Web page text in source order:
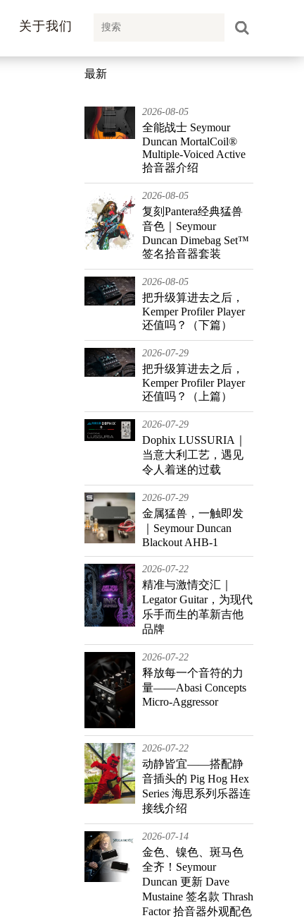
关于我们
最新
2026-08-05
全能战士 Seymour
Duncan MortalCoil®
Multiple-Voiced Active
拾音器介绍
2026-08-05
复刻Pantera经典猛兽
音色｜Seymour
Duncan Dimebag Set™
签名拾音器套装
2026-08-05
把升级算进去之后，
Kemper Profiler Player
还值吗？（下篇）
2026-07-29
把升级算进去之后，
Kemper Profiler Player
还值吗？（上篇）
2026-07-29
Dophix LUSSURIA｜
当意大利工艺，遇见
令人着迷的过载
2026-07-29
金属猛兽，一触即发
｜Seymour Duncan
Blackout AHB-1
2026-07-22
精准与激情交汇｜
Legator Guitar，为现代
乐手而生的革新吉他
品牌
2026-07-22
释放每一个音符的力
量——Abasi Concepts
Micro-Aggressor
2026-07-22
动静皆宜——搭配静
音插头的 Pig Hog Hex
Series 海思系列乐器连
接线介绍
2026-07-14
金色、镍色、斑马色
全齐！Seymour
Duncan 更新 Dave
Mustaine 签名款 Thrash
Factor 拾音器外观配色